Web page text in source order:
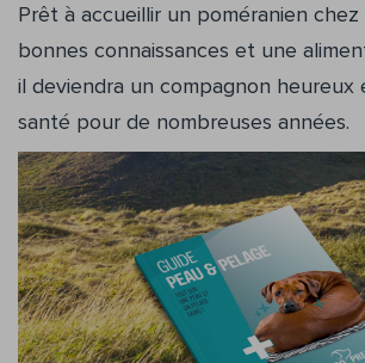
Prêt à accueillir un poméranien
bonnes connaissances et une
il deviendra un compagnon heureux
santé pour de nombreuses années.